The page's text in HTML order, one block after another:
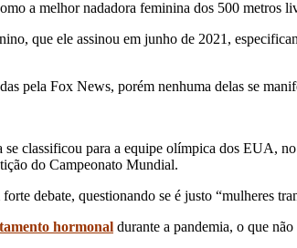
a melhor nadadora feminina dos 500 metros
que ele assinou em junho de 2021,
pela Fox News, porém nenhuma delas se
classificou para a equipe olímpica dos EUA,
do Campeonato Mundial.
debate, questionando se é justo “mulheres
hormonal durante a pandemia, o que